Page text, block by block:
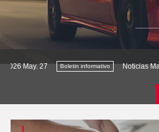
Noticias Mayo 2026 PDF 2026 Jul. 21
Page navigation